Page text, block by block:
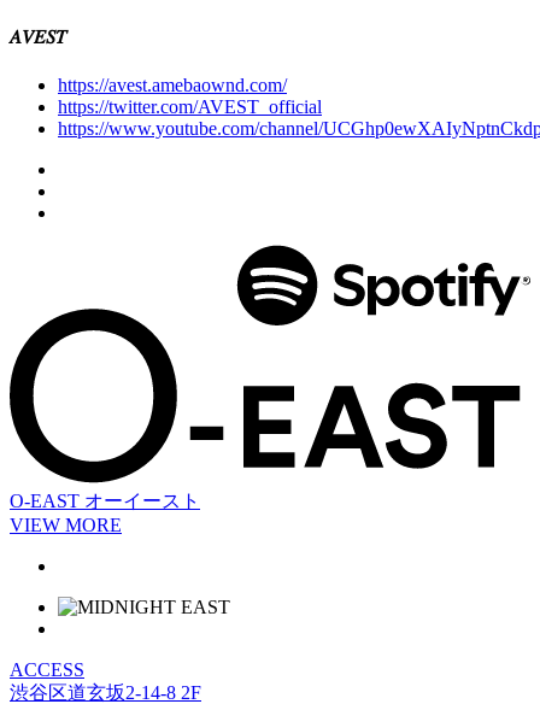
𝐴𝑉𝐸𝑆𝑇
https://avest.amebaownd.com/
https://twitter.com/AVEST_official
https://www.youtube.com/channel/
O-EAST オーイースト
VIEW MORE
ACCESS
渋谷区道玄坂2-14-8 2F